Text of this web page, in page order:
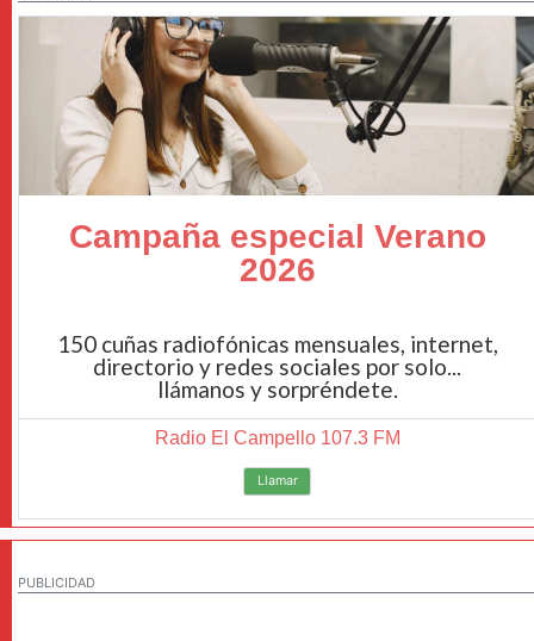
Campaña especial Verano
2026
150 cuñas radiofónicas mensuales, internet,
directorio y redes sociales por solo...
llámanos y sorpréndete.
Radio El Campello 107.3 FM
Llamar
PUBLICIDAD